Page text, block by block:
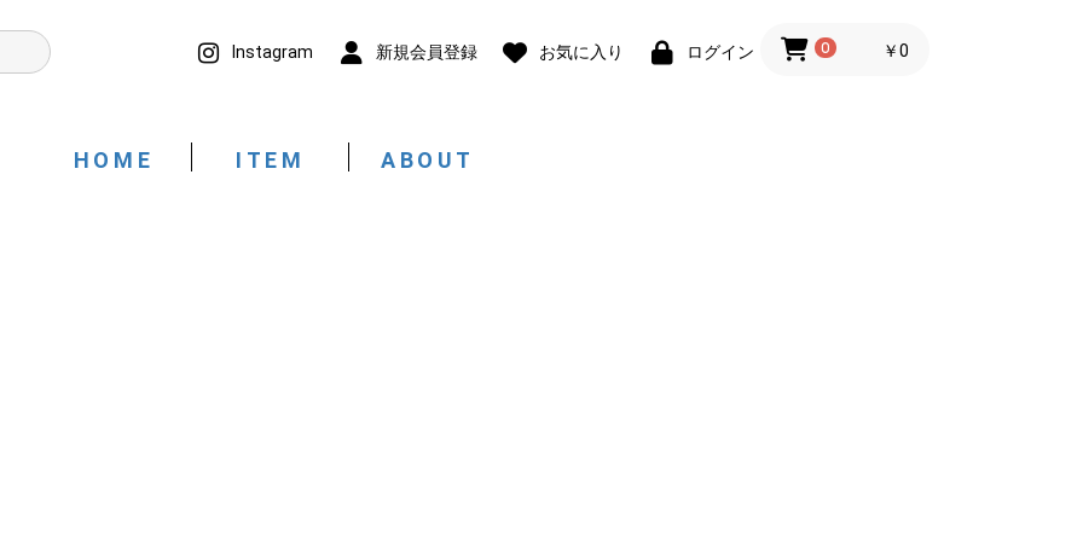
Instagram 新規会員登録 お気に入り ログイン 0 ￥0
HOME ITEM ABOUT